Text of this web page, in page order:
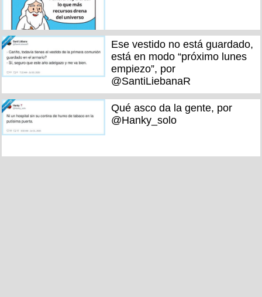
Ese vestido no está guardado,
está en modo “próximo lunes
empiezo”, por
@SantiLiebanaR
Qué asco da la gente, por
@Hanky_solo